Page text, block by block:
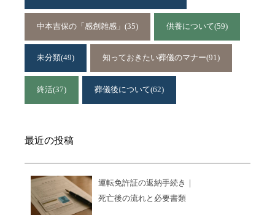
中本吉保の「感創雑感」 (35) 供養について(59)
未分類(49) 知っておきたい葬儀のマナー(91)
終活(37) 葬儀後について(62)
最近の投稿
運転免許証の返納手続き｜
死亡後の流れと必要書類